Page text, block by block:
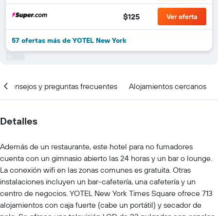
$125 Ver oferta
57 ofertas más de YOTEL New York
Consejos y preguntas frecuentes Alojamientos cercanos
Detalles
Además de un restaurante, este hotel para no fumadores
cuenta con un gimnasio abierto las 24 horas y un bar o lounge.
La conexión wifi en las zonas comunes es gratuita. Otras
instalaciones incluyen un bar-cafetería, una cafetería y un
centro de negocios. YOTEL New York Times Square ofrece 713
alojamientos con caja fuerte (cabe un portátil) y secador de